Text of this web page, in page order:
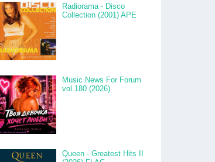
Radiorama - Disco
Collection (2001) APE
Music News For Forum
vol.180 (2026)
Queen - Greatest Hits II